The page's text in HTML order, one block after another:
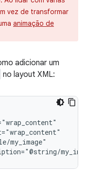
vez de transformar
animação de
adicionar um
no layout XML: